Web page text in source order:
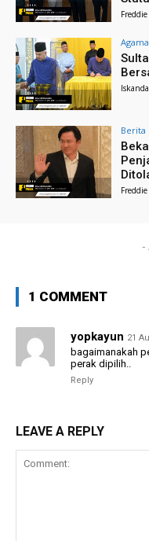
Agama
Berita
-
1 COMMENT
yopkayun 21
bagaimanakah
perak dipilih..
Reply
LEAVE A REPLY